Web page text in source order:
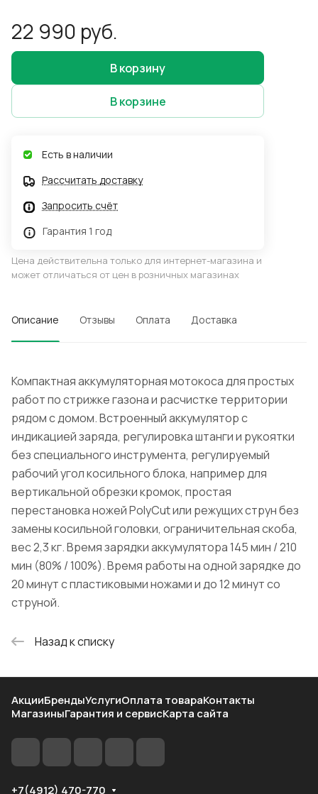
22 990 руб.
В корзину
В корзине
Есть в наличии
Рассчитать доставку
Запросить счёт
Гарантия 1 год
Цена действительна только для интернет-магазина и
может отличаться от цен в розничных магазинах
Описание Отзывы Оплата Доставка
Компактная аккумуляторная мотокоса для простых
работ по стрижке газона и расчистке территории
рядом с домом. Встроенный аккумулятор с
индикацией заряда, регулировка штанги и рукоятки
без специального инструмента, регулируемый
рабочий угол косильного блока, например для
вертикальной обрезки кромок, простая
перестановка ножей PolyCut или режущих струн без
замены косильной головки, ограничительная скоба,
вес 2,3 кг. Время зарядки аккумулятора 145 мин / 210
мин (80% / 100%). Время работы на одной зарядке до
20 минут с пластиковыми ножами и до 12 минут со
струной.
Назад к списку
АкцииБрендыУслугиОплата товараКонтакты
МагазиныГарантия и сервисКарта сайта
+7(4912) 470-770